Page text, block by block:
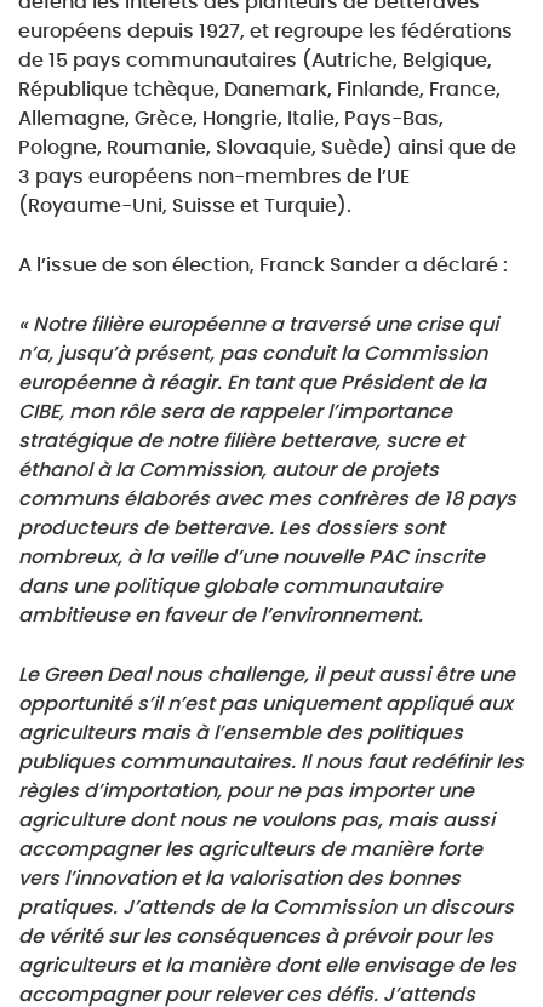
européens depuis 1927, et regroupe les fédérations
de 15 pays communautaires (Autriche, Belgique,
République tchèque, Danemark, Finlande, France,
Allemagne, Grèce, Hongrie, Italie, Pays-Bas,
Pologne, Roumanie, Slovaquie, Suède) ainsi que de
3 pays européens non-membres de l’UE
(Royaume-Uni, Suisse et Turquie).
A l’issue de son élection, Franck Sander a déclaré :
« Notre filière européenne a traversé une crise qui
n’a, jusqu’à présent, pas conduit la Commission
européenne à réagir. En tant que Président de la
CIBE, mon rôle sera de rappeler l’importance
stratégique de notre filière betterave, sucre et
éthanol à la Commission, autour de projets
communs élaborés avec mes confrères de 18 pays
producteurs de betterave. Les dossiers sont
nombreux, à la veille d’une nouvelle PAC inscrite
dans une politique globale communautaire
ambitieuse en faveur de l’environnement.
Le Green Deal nous challenge, il peut aussi être une
opportunité s’il n’est pas uniquement appliqué aux
agriculteurs mais à l’ensemble des politiques
publiques communautaires. Il nous faut redéfinir les
règles d’importation, pour ne pas importer une
agriculture dont nous ne voulons pas, mais aussi
accompagner les agriculteurs de manière forte
vers l’innovation et la valorisation des bonnes
pratiques. J’attends de la Commission un discours
de vérité sur les conséquences à prévoir pour les
agriculteurs et la manière dont elle envisage de les
accompagner pour relever ces défis. J’attends